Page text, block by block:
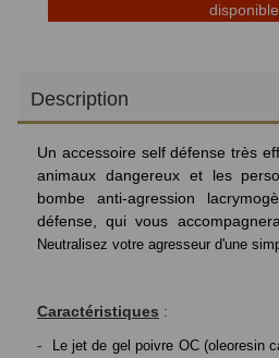
disponible
Description
Un accessoire self défense très
animaux dangereux et les
bombe anti-agression
défense, qui vous
Neutralisez votre agresseur d'une
Caractéristiques :
-
Le jet de gel poivre OC (oleoresin